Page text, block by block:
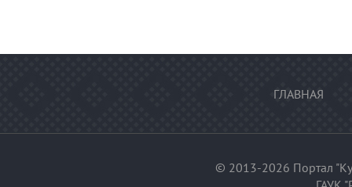
ГЛАВНАЯ
© 2013-2026 Портал